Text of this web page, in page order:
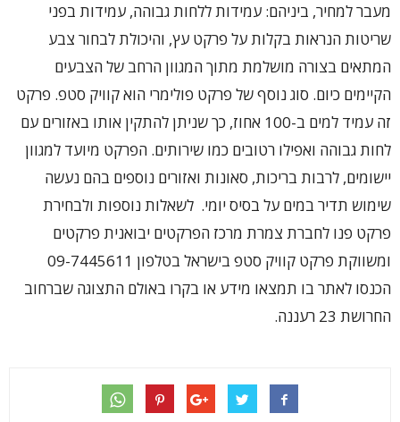
מעבר למחיר, ביניהם: עמידות ללחות גבוהה, עמידות בפני
שריטות הנראות בקלות על פרקט עץ, והיכולת לבחור צבע
המתאים בצורה מושלמת מתוך המגוון הרחב של הצבעים
הקיימים כיום. סוג נוסף של פרקט פולימרי הוא קוויק סטפ. פרקט
זה עמיד למים ב-100 אחוז, כך שניתן להתקין אותו באזורים עם
לחות גבוהה ואפילו רטובים כמו שירותים. הפרקט מיועד למגוון
יישומים, לרבות בריכות, סאונות ואזורים נוספים בהם נעשה
שימוש תדיר במים על בסיס יומי. לשאלות נוספות ולבחירת
פרקט פנו לחברת צמרת מרכז הפרקטים יבואנית פרקטים
ומשווקת פרקט קוויק סטפ בישראל בטלפון 09-7445611
הכנסו לאתר בו תמצאו מידע או בקרו באולם התצוגה שברחוב
החרושת 23 רעננה.